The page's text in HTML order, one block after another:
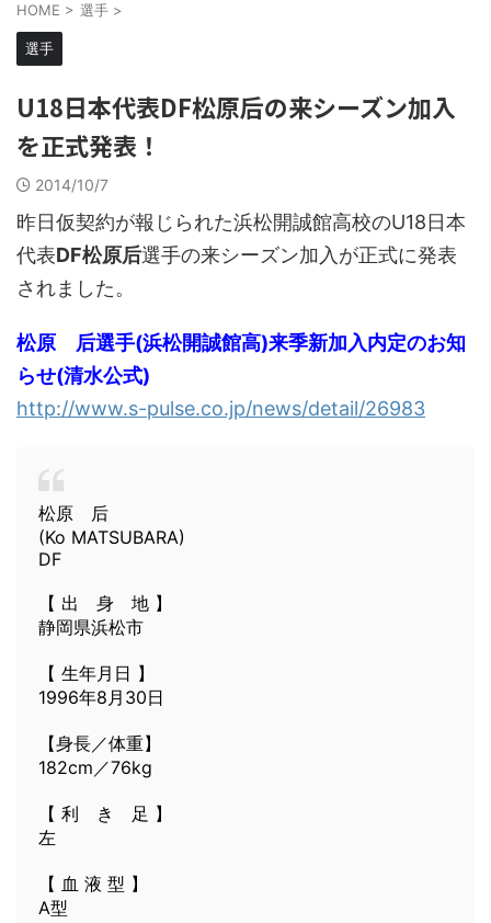
HOME > 選手 >
選手
U18日本代表DF松原后の来シーズン加入
を正式発表！
2014/10/7
昨日仮契約が報じられた浜松開誠館高校のU18日本
代表DF松原后選手の来シーズン加入が正式に発表
されました。
松原 后選手(浜松開誠館高)来季新加入内定のお知
らせ(清水公式)
http://www.s-pulse.co.jp/news/detail/26983
松原 后
(Ko MATSUBARA)
DF
【 出 身 地 】
静岡県浜松市
【 生年月日 】
1996年8月30日
【身長／体重】
182cm／76kg
【 利 き 足 】
左
【 血 液 型 】
A型